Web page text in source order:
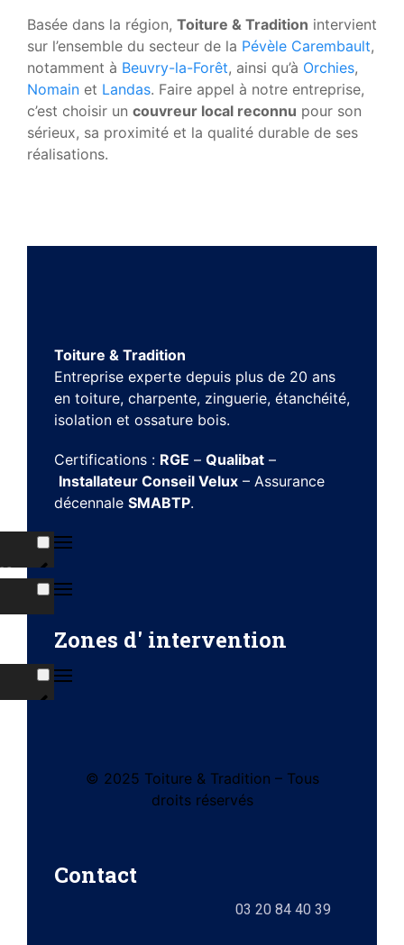
Basée dans la région, Toiture & Tradition intervient
sur l’ensemble du secteur de la Pévèle Carembault,
notamment à Beuvry-la-Forêt, ainsi qu’à Orchies,
Nomain et Landas. Faire appel à notre entreprise,
c’est choisir un couvreur local reconnu pour son
sérieux, sa proximité et la qualité durable de ses
réalisations.
Toiture & Tradition
Entreprise experte depuis plus de 20 ans
en toiture, charpente, zinguerie, étanchéité,
isolation et ossature bois.
Certifications : RGE – Qualibat –
Installateur Conseil Velux – Assurance
décennale SMABTP.
Zones d' intervention
© 2025 Toiture & Tradition – Tous
droits réservés
Contact
03 20 84 40 39